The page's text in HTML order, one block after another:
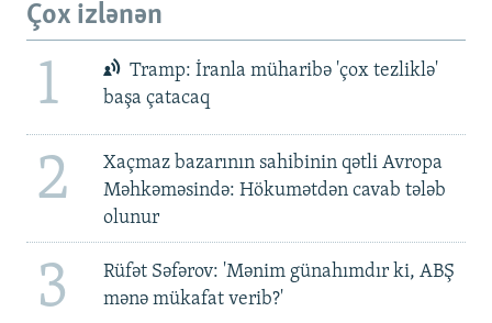
Çox izlənən
1
Tramp: İranla müharibə 'çox tezliklə'
başa çatacaq
2
Xaçmaz bazarının sahibinin qətli Avropa
Məhkəməsində: Hökumətdən cavab tələb
olunur
3
Rüfət Səfərov: 'Mənim günahımdır ki, ABŞ
mənə mükafat verib?'